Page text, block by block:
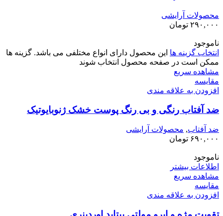
محصولات آرایشی
۲۹۰,۰۰۰ تومان
ناموجود
انتخاب گزینه ها این محصول دارای انواع مختلفی می باشد. گزینه ها
ممکن است در صفحه محصول انتخاب شوند
مشاهده سریع
مقایسه
افزودن به علاقه مندی
ضد آفتاب‌ رنگی و بی رنگ پوست خشک ژنوبایوتیک
ضد آفتاب, محصولات آرایشی
۶۹۰,۰۰۰ تومان
ناموجود
اطلاعات بیشتر
مشاهده سریع
مقایسه
افزودن به علاقه مندی